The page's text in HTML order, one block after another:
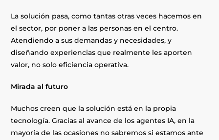
La solución pasa, como tantas otras veces hacemos en
el sector, por poner a las personas en el centro.
Atendiendo a sus demandas y necesidades, y
diseñando experiencias que realmente les aporten
valor, no solo eficiencia operativa.
Mirada al futuro
Muchos creen que la solución está en la propia
tecnología. Gracias al avance de los agentes IA, en la
mayoría de las ocasiones no sabremos si estamos ante